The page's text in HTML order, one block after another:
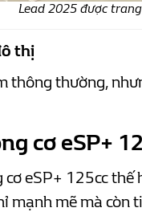
Lead 2025 được
thị
thông thường,
cơ eSP+
eSP+ 125cc
mạnh mẽ mà còn